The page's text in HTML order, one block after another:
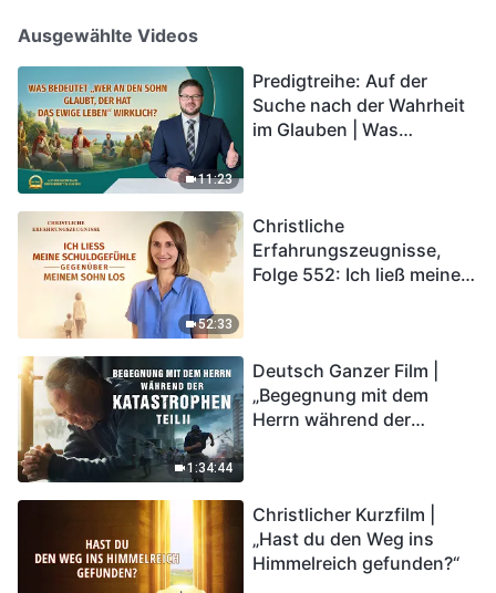
Ausgewählte Videos
11:23
Predigtreihe: Auf der
Suche nach der Wahrheit
im Glauben | Was
52:33
Christliche
Erfahrungszeugnisse,
Folge 552: Ich ließ meine
1:34:44
Deutsch Ganzer Film |
„Begegnung mit dem
Herrn während der
in das Königreich Gottes
eintreten?
Christlicher Kurzfilm |
„Hast du den Weg ins
Himmelreich gefunden?“